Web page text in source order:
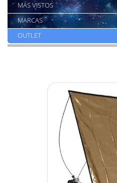
MÁS VISTOS
MARCAS
OUTLET